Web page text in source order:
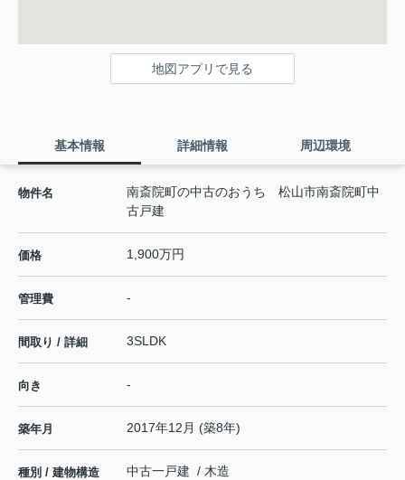
地図アプリで見る
基本情報 詳細情報 周辺環境
物件名
南斎院町の中古のおうち 松山市南斎院町中
古戸建
価格 1,900万円
管理費 -
間取り / 詳細 3SLDK
向き -
築年月 2017年12月 (築8年)
種別 / 建物構造 中古一戸建 / 木造